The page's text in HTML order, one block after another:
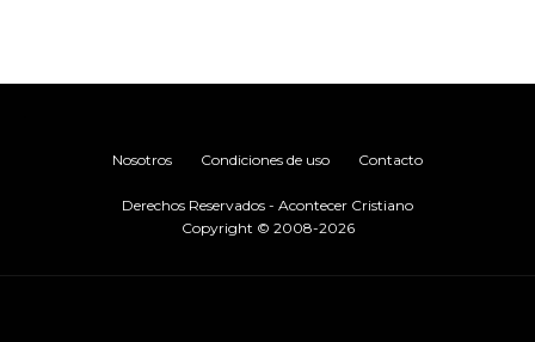
Nosotros Condiciones de uso Contacto
Derechos Reservados - Acontecer Cristiano
Copyright © 2008-2026